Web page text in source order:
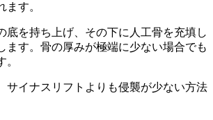
ます。
底を持ち上げ、その下に人工骨を充填し
ます。骨の厚みが極端に少ない場合でも
サイナスリフトよりも侵襲が少ない方法